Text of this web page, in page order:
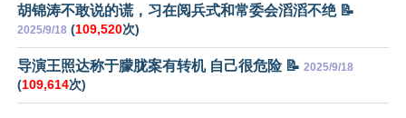
胡锦涛不敢说的谎，习在阅兵式和常委会滔滔不绝 📝
2025/9/18 (109,520次)
导演王照达称于朦胧案有转机 自己很危险 📝 2025/9/18
(109,614次)